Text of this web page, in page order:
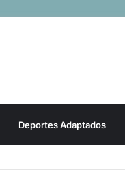
Deportes Adaptados